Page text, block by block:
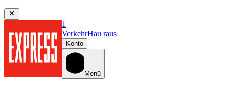
1
VerkehrHau raus
Konto
Menü